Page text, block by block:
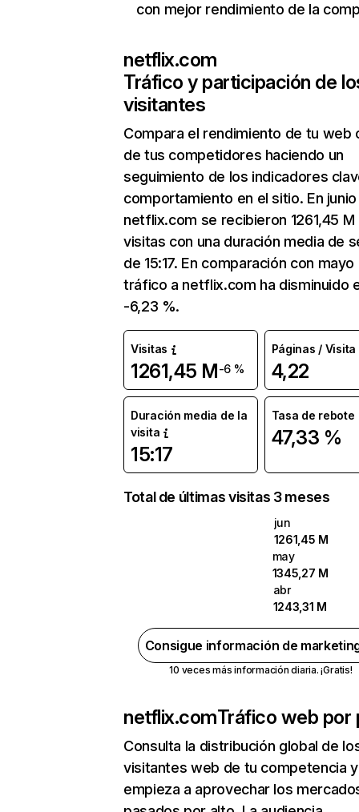
con mejor rendimiento de la
netflix.com
Tráfico y participación de
visitantes
Compara el rendimiento de tu web
de tus competidores haciendo un
seguimiento de los indicadores
comportamiento en el sitio. En junio
netflix.com se recibieron 1261,45 M
visitas con una duración media de
de 15:17. En comparación con mayo
tráfico a netflix.com ha disminuido
-6,23 %.
Visitas
1261,45 M-6 %
Páginas / Visita
4,22
Duración media de la
visita
15:17
Tasa de rebote
47,33 %
Total de últimas visitas 3 meses
jun
1261,45 M
may
1345,27 M
abr
1243,31 M
Consigue información de
10 veces más información diaria. ¡Gratis!
netflix.comTráfico web por
Consulta la distribución global de
visitantes web de tu competencia y
empieza a aprovechar los